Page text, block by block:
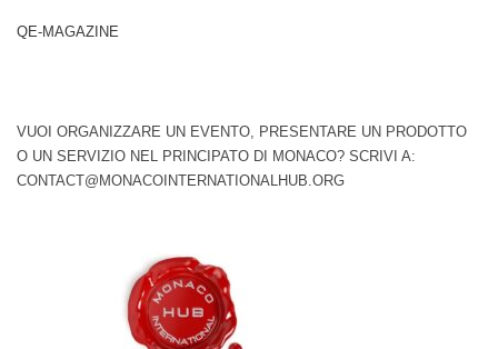
QE-MAGAZINE
VUOI ORGANIZZARE UN EVENTO, PRESENTARE UN PRODOTTO
O UN SERVIZIO NEL PRINCIPATO DI MONACO? SCRIVI A:
CONTACT@MONACOINTERNATIONALHUB.ORG